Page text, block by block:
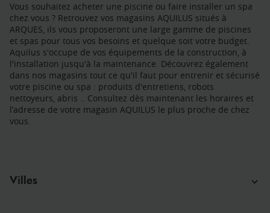
Vous souhaitez acheter une piscine ou faire installer un spa
chez vous ? Retrouvez vos magasins AQUILUS situés à
ARQUES, ils vous proposeront une large gamme de piscines
et spas pour tous vos besoins et quelque soit votre budget.
Aquilus s'occupe de vos équipements de la construction, à
l'installation jusqu'à la maintenance. Découvrez également
dans nos magasins tout ce qu'il faut pour entrenir et sécurisé
votre piscine ou spa : produits d'entretiens, robots
nettoyeurs, abris .. Consultez dès maintenant les horaires et
l’adresse de votre magasin AQUILUS le plus proche de chez
vous.
Villes